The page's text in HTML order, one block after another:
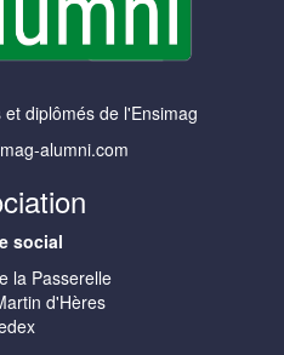
diplômés de l'Ensimag
alumni.com
social
la Passerelle
d'Hères